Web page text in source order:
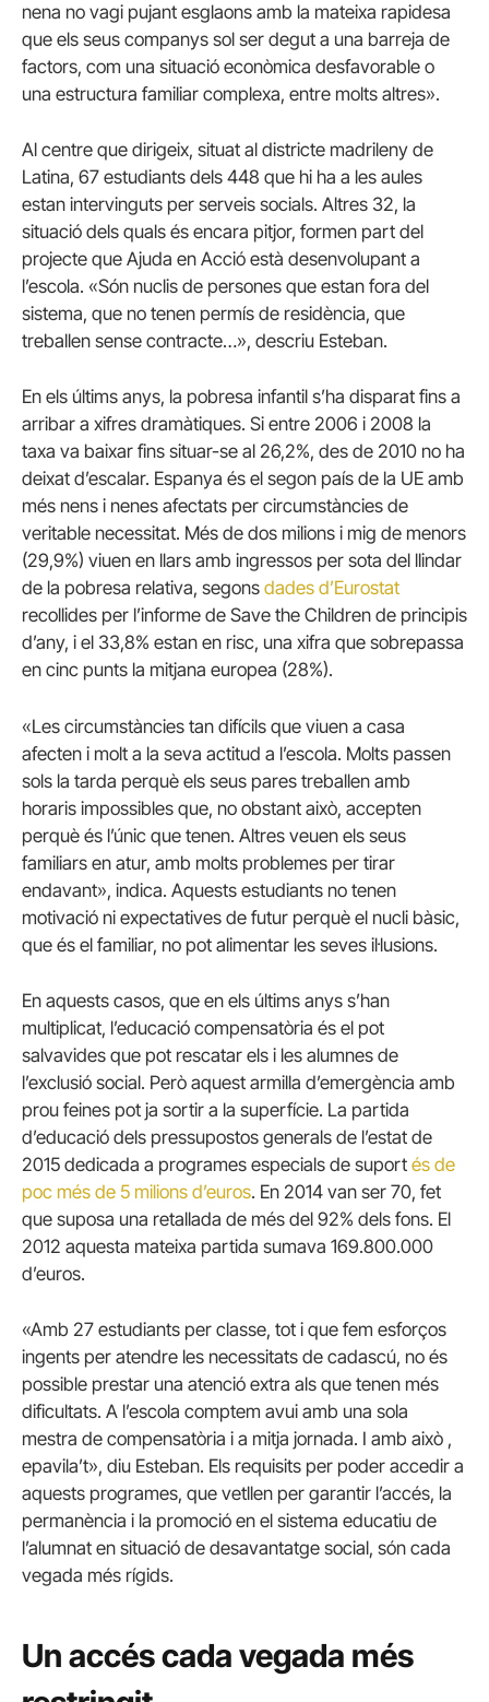
nena no vagi pujant esglaons amb la mateixa rapidesa
que els seus companys sol ser degut a una barreja de
factors, com una situació econòmica desfavorable o
una estructura familiar complexa, entre molts altres».
Al centre que dirigeix, situat al districte madrileny de
Latina, 67 estudiants dels 448 que hi ha a les aules
estan intervinguts per serveis socials. Altres 32, la
situació dels quals és encara pitjor, formen part del
projecte que Ajuda en Acció està desenvolupant a
l’escola. «Són nuclis de persones que estan fora del
sistema, que no tenen permís de residència, que
treballen sense contracte…», descriu Esteban.
En els últims anys, la pobresa infantil s’ha disparat fins a
arribar a xifres dramàtiques. Si entre 2006 i 2008 la
taxa va baixar fins situar-se al 26,2%, des de 2010 no ha
deixat d’escalar. Espanya és el segon país de la UE amb
més nens i nenes afectats per circumstàncies de
veritable necessitat. Més de dos milions i mig de menors
(29,9%) viuen en llars amb ingressos per sota del llindar
de la pobresa relativa, segons dades d’Eurostat
recollides per l’informe de Save the Children de principis
d’any, i el 33,8% estan en risc, una xifra que sobrepassa
en cinc punts la mitjana europea (28%).
«Les circumstàncies tan difícils que viuen a casa
afecten i molt a la seva actitud a l’escola. Molts passen
sols la tarda perquè els seus pares treballen amb
horaris impossibles que, no obstant això, accepten
perquè és l’únic que tenen. Altres veuen els seus
familiars en atur, amb molts problemes per tirar
endavant», indica. Aquests estudiants no tenen
motivació ni expectatives de futur perquè el nucli bàsic,
que és el familiar, no pot alimentar les seves il·lusions.
En aquests casos, que en els últims anys s’han
multiplicat, l’educació compensatòria és el pot
salvavides que pot rescatar els i les alumnes de
l’exclusió social. Però aquest armilla d’emergència amb
prou feines pot ja sortir a la superfície. La partida
d’educació dels pressupostos generals de l’estat de
2015 dedicada a programes especials de suport és de
poc més de 5 milions d’euros. En 2014 van ser 70, fet
que suposa una retallada de més del 92% dels fons. El
2012 aquesta mateixa partida sumava 169.800.000
d’euros.
«Amb 27 estudiants per classe, tot i que fem esforços
ingents per atendre les necessitats de cadascú, no és
possible prestar una atenció extra als que tenen més
dificultats. A l’escola comptem avui amb una sola
mestra de compensatòria i a mitja jornada. I amb això ,
epavila’t», diu Esteban. Els requisits per poder accedir a
aquests programes, que vetllen per garantir l’accés, la
permanència i la promoció en el sistema educatiu de
l’alumnat en situació de desavantatge social, són cada
vegada més rígids.
Un accés cada vegada més